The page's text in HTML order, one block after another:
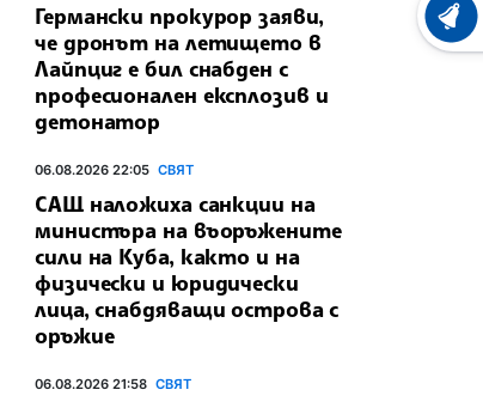
Германски прокурор заяви,
че дронът на летището в
Лайпциг е бил снабден с
професионален експлозив и
детонатор
06.08.2026 22:05 СВЯТ
САЩ наложиха санкции на
министъра на въоръжените
сили на Куба, както и на
физически и юридически
лица, снабдяващи острова с
оръжие
06.08.2026 21:58 СВЯТ